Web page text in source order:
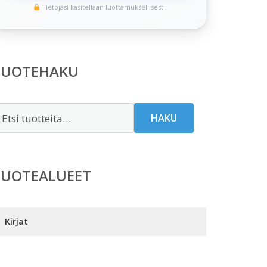
Tietojasi käsitellään luottamuksellisesti
HAKU
Kirjat